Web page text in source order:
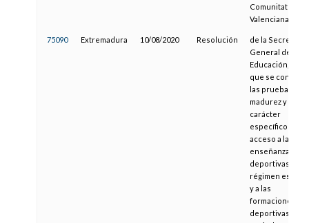
Comunitat
Valenciana
75090 Extremadura 10/08/2020 Resolución
de la Secretaría
General de
Educación, por
que se
las pruebas de
madurez y de
carácter
específico para
acceso a las
enseñanzas
deportivas de
régimen
y a las
formaciones
deportivas en